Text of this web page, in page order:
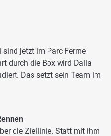
sind jetzt im Parc Ferme
durch die Box wird Dalla
Das setzt sein Team im
die Ziellinie. Statt mit ihm